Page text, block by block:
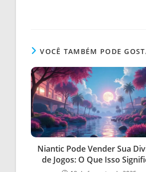
VOCÊ TAMBÉM PODE
Niantic Pode Vender Sua
de Jogos: O Que Isso